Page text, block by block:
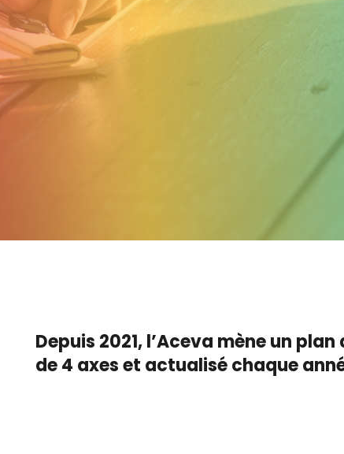
Depuis 2021, l’Aceva mène un
de 4 axes et actualisé chaque